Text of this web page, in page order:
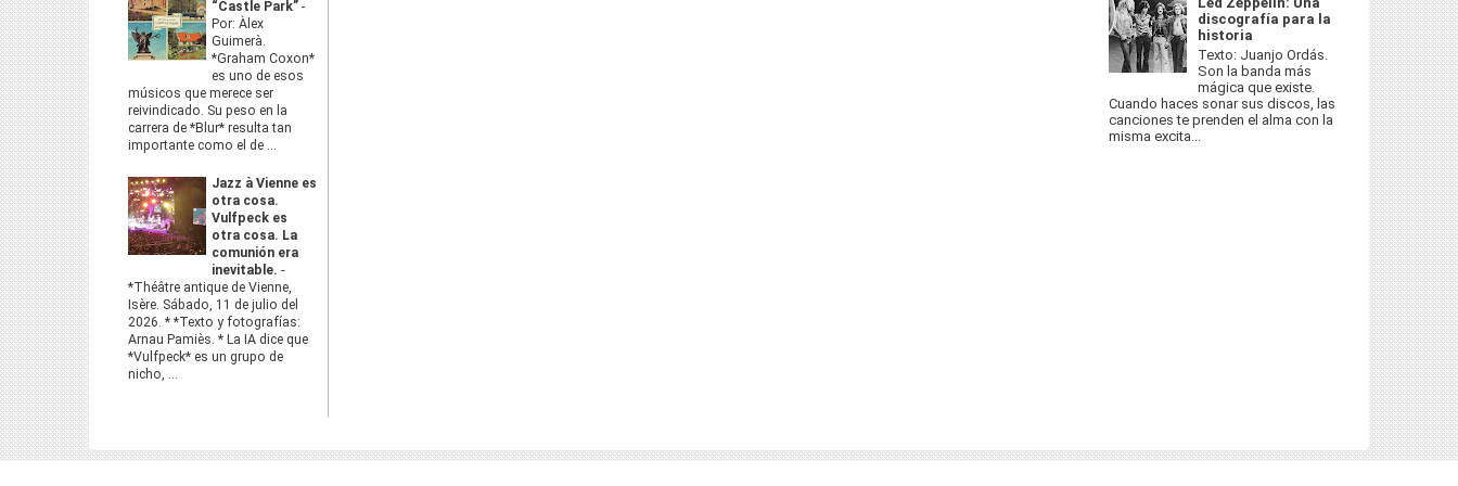
“Castle Park” -
Por: Àlex
Guimerà.
*Graham Coxon*
es uno de esos
músicos que merece ser
reivindicado. Su peso en la
carrera de *Blur* resulta tan
importante como el de ...
Jazz à Vienne es
otra cosa.
Vulfpeck es
otra cosa. La
comunión era
inevitable. -
*Théâtre antique de Vienne,
Isère. Sábado, 11 de julio del
2026. * *Texto y fotografías:
Arnau Pamiès. * La IA dice que
*Vulfpeck* es un grupo de
nicho, ...
discografía para la
historia
Texto: Juanjo Ordás.
Son la banda más
mágica que existe.
Cuando haces sonar sus discos, las
canciones te prenden el alma con la
misma excita...